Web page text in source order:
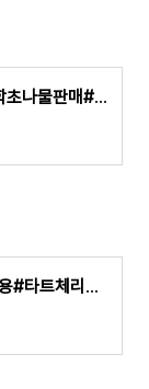
#선학초나물#짚신나물#선학초나물판매#선학초나물건재#선학초나물가루#선학초나물분말#선학초
#타트체리 효능 파는곳 부작용#타트체리#타트체리묘목#타트체리가루#타트체리분말#타트체리환#